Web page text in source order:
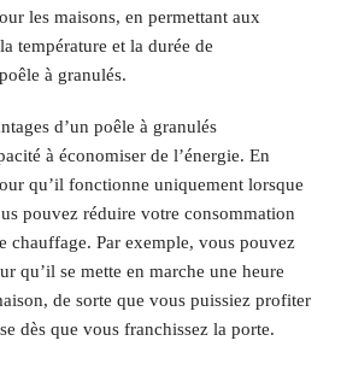
les maisons, en permettant aux
température et la durée de
à granulés.
d’un poêle à granulés
à économiser de l’énergie. En
qu’il fonctionne uniquement lorsque
pouvez réduire votre consommation
chauffage. Par exemple, vous pouvez
qu’il se mette en marche une heure
de sorte que vous puissiez profiter
dès que vous franchissez la porte.